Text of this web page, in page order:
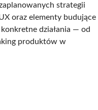
strategii
oraz elementy budujące
działania — od
produktów w